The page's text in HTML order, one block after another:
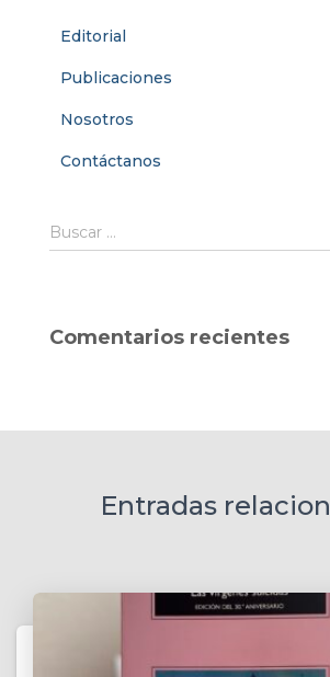
Editorial
Publicaciones
Nosotros
Contáctanos
B
u
r
Buscar …
Comentarios recientes
Entradas